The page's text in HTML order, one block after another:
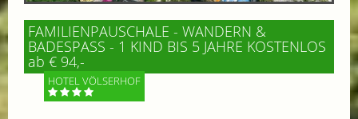
FAMILIENPAUSCHALE - WANDERN &
BADESPASS - 1 KIND BIS 5 JAHRE KOSTENLOS
ab € 94,-
HOTEL VÖLSERHOF